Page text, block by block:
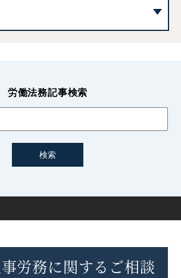
労働法務記事検索
労務に関するご相談